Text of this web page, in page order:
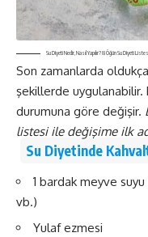
Su Diyeti Nedir, Nasıl Yapılır? 8 Öğün Su Diyeti
Son zamanlarda
şekillerde uygulanabilir.
durumuna göre değişir.
listesi ile değişime ilk
Su Diyetinde
1 bardak meyve
vb.)
Yulaf ezmesi